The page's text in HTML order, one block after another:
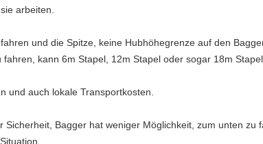
arbeiten.
und die Spitze, keine Hubhöhegrenze auf den
kann 6m Stapel, 12m Stapel oder sogar 18m
und auch lokale Transportkosten.
Bagger hat weniger Möglichkeit, zum unten zu